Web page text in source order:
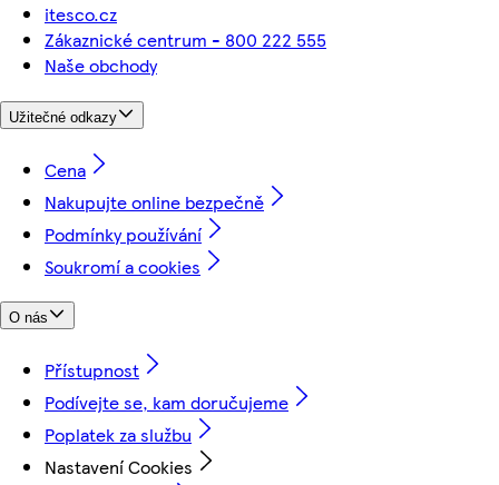
itesco.cz
Zákaznické centrum - 800 222 555
Naše obchody
Užitečné odkazy
Cena
Nakupujte online bezpečně
Podmínky používání
Soukromí a cookies
O nás
Přístupnost
Podívejte se, kam doručujeme
Poplatek za službu
Nastavení Cookies